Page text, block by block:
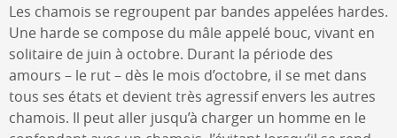
Les chamois se regroupent par bandes appelées hardes.
Une harde se compose du mâle appelé bouc, vivant en
solitaire de juin à octobre. Durant la période des
amours – le rut – dès le mois d’octobre, il se met dans
tous ses états et devient très agressif envers les autres
chamois. Il peut aller jusqu’à charger un homme en le